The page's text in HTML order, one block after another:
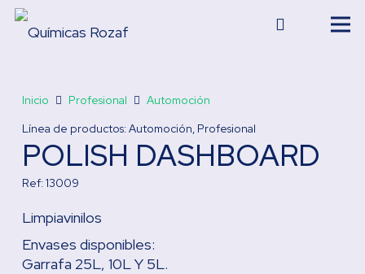
Inicio Profesional
Automoción
Línea de productos:Automoción Profesional
POLISH DASHBOARD
Ref:13009
Limpiavinilos
Envases disponibles:
Garrafa 25L, 10L Y 5L.